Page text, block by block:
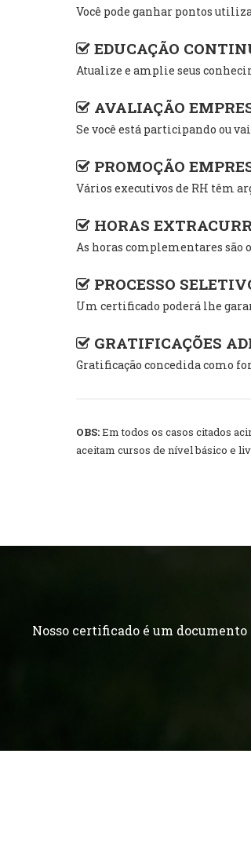
Você pode ganhar pontos
EDUCAÇÃO
Atualize e amplie seus
AVALIAÇÃO
Se você está participando ou
PROMOÇÃO
Vários executivos de RH têm
HORAS
As horas complementares são
PROCESSO
Um certificado poderá lhe
GRATIFICAÇÕES
Gratificação concedida como
OBS:Em todos os casos citados
aceitam cursos de nível básico e
Nosso certificado é um